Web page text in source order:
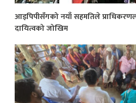
आइपिपीसँगको नयाँ सहमतिले
दायित्वको जोखिम